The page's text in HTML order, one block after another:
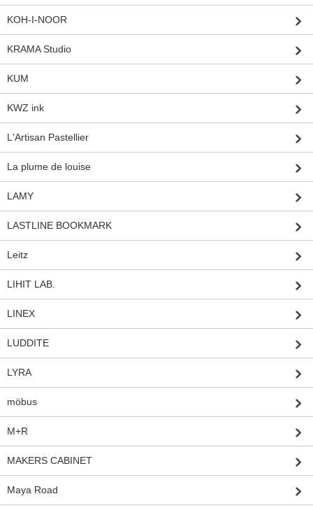
KOH-I-NOOR
KRAMA Studio
KUM
KWZ ink
L'Artisan Pastellier
La plume de louise
LAMY
LASTLINE BOOKMARK
Leitz
LIHIT LAB.
LINEX
LUDDITE
LYRA
möbus
M+R
MAKERS CABINET
Maya Road